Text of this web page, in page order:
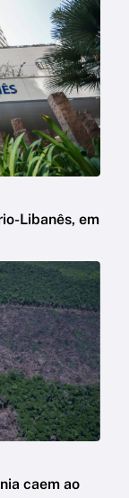
Libanês, em
caem ao